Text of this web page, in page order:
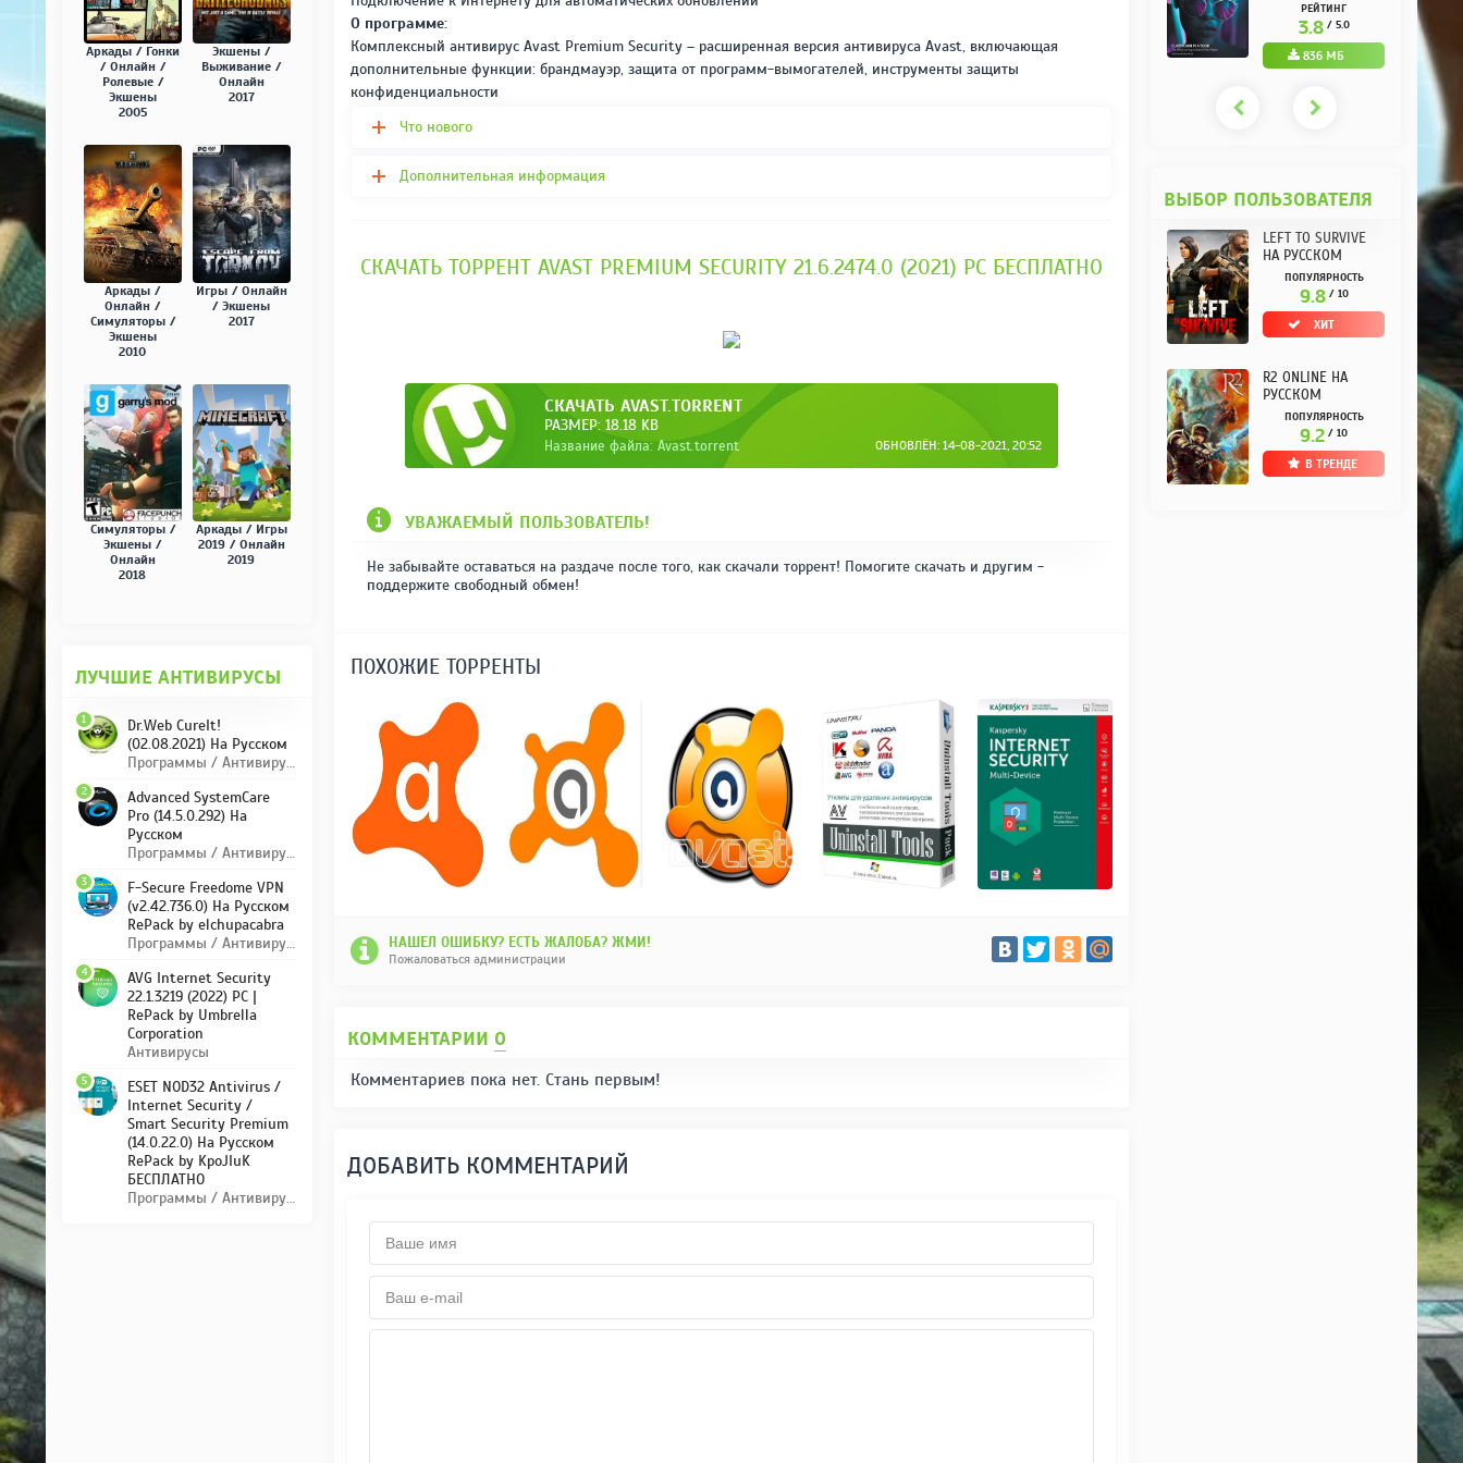
О программе:
Комплексный антивирус Avast Premium Security – расширенная версия антивируса Avast, включающая
дополнительные функции: брандмауэр, защита от программ-вымогателей, инструменты защиты
конфиденциальности
Что нового
Дополнительная информация
СКАЧАТЬ ТОРРЕНТ AVAST PREMIUM SECURITY 21.6.2474.0 (2021) PC БЕСПЛАТНО
СКАЧАТЬ AVAST.TORRENT
РАЗМЕР: 18.18 KB
ОБНОВЛЁН: 14-08-2021, 20:52
Название файла: Avast.torrent
УВАЖАЕМЫЙ ПОЛЬЗОВАТЕЛЬ!
Не забывайте оставаться на раздаче после того, как скачали торрент! Помогите скачать и другим -
поддержите свободный обмен!
ПОХОЖИЕ ТОРРЕНТЫ
НАШЕЛ ОШИБКУ? ЕСТЬ ЖАЛОБА? ЖМИ!
Пожаловаться администрации
КОММЕНТАРИИ 0
Комментариев пока нет. Стань первым!
ДОБАВИТЬ КОММЕНТАРИЙ
Аркады / Гонки
/ Онлайн /
Ролевые /
Экшены
2005
Экшены /
Выживание /
Онлайн
2017
Аркады /
Онлайн /
Симуляторы /
Экшены
2010
Игры / Онлайн
/ Экшены
2017
Симуляторы /
Экшены /
Онлайн
2018
Аркады / Игры
2019 / Онлайн
2019
ЛУЧШИЕ АНТИВИРУСЫ
Dr.Web CureIt!
(02.08.2021) На Русском
Программы / Антивирусы
1
Advanced SystemCare
Pro (14.5.0.292) На
Русском
Программы / Антивирусы
2
F-Secure Freedome VPN
(v2.42.736.0) На Русском
RePack by elchupacabra
Программы / Антивирусы
3
AVG Internet Security
22.1.3219 (2022) PC |
RePack by Umbrella
Corporation
Антивирусы
4
ESET NOD32 Antivirus /
Internet Security /
Smart Security Premium
(14.0.22.0) На Русском
RePack by KpoJIuK
БЕСПЛАТНО
Программы / Антивирусы
5
297 МБ
(10.3.0.10) НА
РУССКОМ REPACK
ОТ KPOJIUK
РЕЙТИНГ
3.8 / 5.0
836 МБ
ВЫБОР ПОЛЬЗОВАТЕЛЯ
LEFT TO SURVIVE
НА РУССКОМ
ПОПУЛЯРНОСТЬ
9.8 / 10
ХИТ
R2 ONLINE НА
РУССКОМ
ПОПУЛЯРНОСТЬ
9.2 / 10
В ТРЕНДЕ